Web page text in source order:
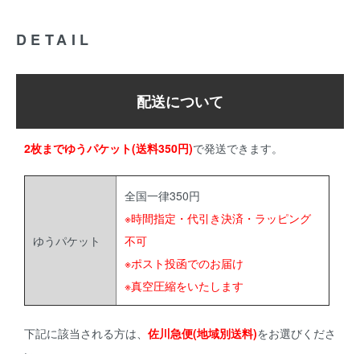
DETAIL
配送について
2枚までゆうパケット(送料350円)で発送できます。
ゆうパケット
全国一律350円
※時間指定・代引き決済・ラッピング
不可
※ポスト投函でのお届け
※真空圧縮をいたします
下記に該当される方は、 佐川急便(地域別送料)をお選びくださ